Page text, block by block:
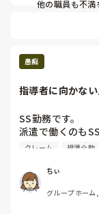
利用者さんには
他の職員も不
でも、確かに
愚痴
指導者に向かな
SS勤務です。
派遣で働くのも
1人指導者で何も
午後からのレク
て頂いてます)と
指導者への利用
クレーム 排泄介助
ちぃ
グループホー